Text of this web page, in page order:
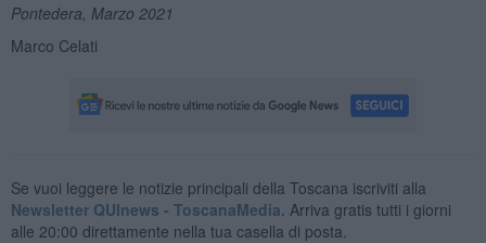
Pontedera, Marzo 2021
Marco Celati
Se vuoi leggere le notizie principali della Toscana iscriviti alla
Newsletter QUInews - ToscanaMedia. Arriva gratis tutti i giorni
alle 20:00 direttamente nella tua casella di posta.